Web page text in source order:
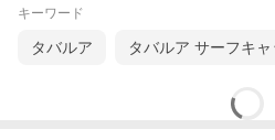
キーワード
タバルア タバルア サーフキ